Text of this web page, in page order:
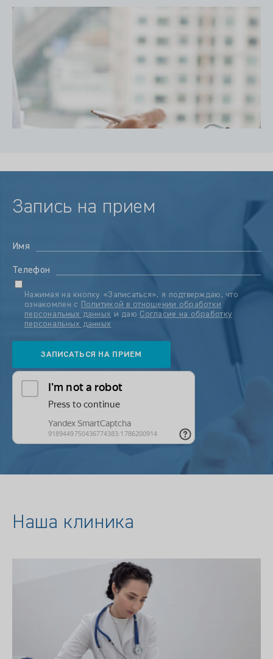
Запись на прием
Имя
Телефон
Нажимая на кнопку «Записаться», я подтверждаю, что
ознакомлен с
Политикой в отношении обработки
персональных данных и даю Согласие на обработку
персональных данных
Наша клиника